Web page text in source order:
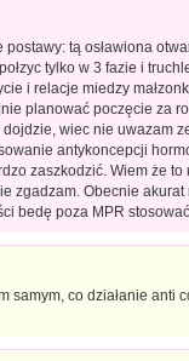
tą osławiona
tylko w 3 fazie i
i relacje miedzy
planować poczęcie za
wiec nie uwazam
antykoncepcji
zaszkodzić. Wiem że
zgadzam. Obecnie
bedę poza MPR
samym, co działanie anti